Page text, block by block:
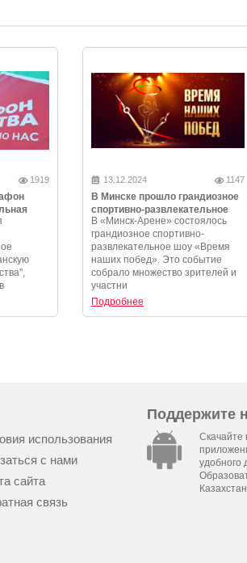
1919 13.12.2024 1147
В Минске прошло грандиозное
спортивно-развлекательное
шоу «Время наших побед»
В «Минск-Арене» состоялось
грандиозное спортивно-
развлекательное шоу «Время
наших побед». Это событие
собрало множество зрителей и
участни
Подробнее
использования
с нами
сайта
связь
Поддержите
Скачайте
удобного